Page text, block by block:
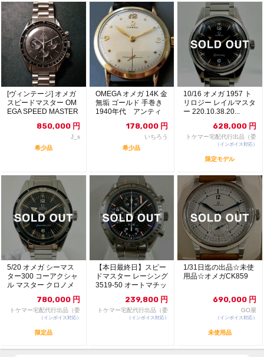
[ヴィンテージ] オメガ
スピードマスター OM
EGA SPEED MASTER
850,000 円
J_s
希少品
OMEGA オメガ 14K 金
無垢 ゴールド 手巻き
1940年代 アンティ
178,000 円
いちろう
希少品
10/16 オメガ 1957 ト
リロジー レイルマスタ
ー 220.10.38.20...
628,000 円
トケマー宅配代行出品（委
託販売）
（インボイス対応）
限定モデル
5/20 オメガ シーマス
ター300 コーアクシャ
ル マスター クロノメ
780,000 円
トケマー宅配代行出品（委
託販売）
（インボイス対応）
限定品
【本日最終日】スピー
ドマスター レーシング
3519-50 オートマチッ
239,800 円
トケマー宅配代行出品（委
託販売）
（インボイス対応）
1/31日迄の出品☆未使
用品☆オメガCK859
690,000 円
GO屋
（インボイス対応）
未使用品